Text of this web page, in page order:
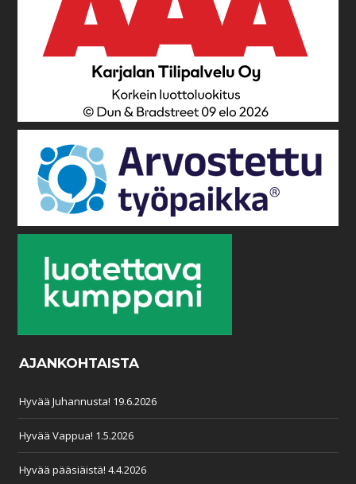
AJANKOHTAISTA
Hyvää Juhannusta! 19.6.2026
Hyvää Vappua! 1.5.2026
Hyvää pääsiäistä! 4.4.2026